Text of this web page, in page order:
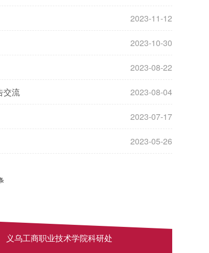
2023-11-12
2023-10-30
2023-08-22
交流 2023-08-04
2023-07-17
2023-05-26
义乌工商职业技术学院科研处